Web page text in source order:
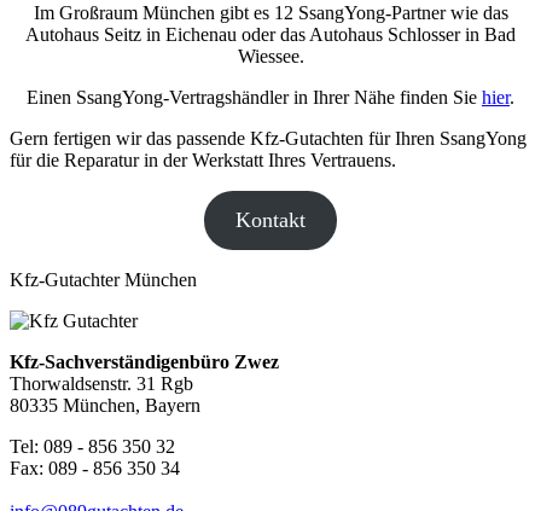
Im Großraum München gibt es 12 SsangYong-Partner wie das
Autohaus Seitz in Eichenau oder das Autohaus Schlosser in Bad
Wiessee.
Einen SsangYong-Vertragshändler in Ihrer Nähe finden Sie hier.
Gern fertigen wir das passende Kfz-Gutachten für Ihren SsangYong
für die Reparatur in der Werkstatt Ihres Vertrauens.
Kontakt
Kfz-Gutachter München
Kfz-Sachverständigenbüro Zwez
Thorwaldsenstr. 31 Rgb
80335 München, Bayern
Tel: 089 - 856 350 32
Fax: 089 - 856 350 34